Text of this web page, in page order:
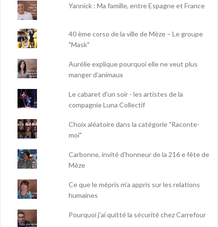
Yannick : Ma famille, entre Espagne et France
40 ème corso de la ville de Mèze – Le groupe
"Mask"
Aurélie explique pourquoi elle ne veut plus
manger d’animaux
Le cabaret d'un soir - les artistes de la
compagnie Luna Collectif
Choix aléatoire dans la catégorie "Raconte-
moi"
Carbonne, invité d'honneur de la 216 e fête de
Mèze
Ce que le mépris m’a appris sur les relations
humaines
Pourquoi j'ai quitté la sécurité chez Carrefour